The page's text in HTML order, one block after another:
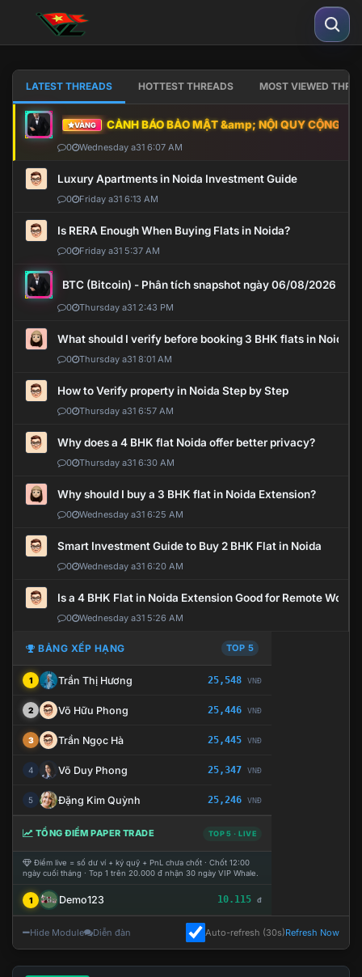
LATEST THREADS HOTTEST THREADS MOST VIEWED
VÀNG CẢNH BÁO BẢO MẬT &amp; NỘI QUY CỘNG
0 Wednesday a31 6:07 AM
Luxury Apartments in Noida Investment Guide
0 Friday a31 6:13 AM
Is RERA Enough When Buying Flats in Noida?
0 Friday a31 5:37 AM
BTC (Bitcoin) - Phân tích snapshot ngày 06/08/2026
0 Thursday a31 2:43 PM
What should I verify before booking 3 BHK flats in Noida?
0 Thursday a31 8:01 AM
How to Verify property in Noida Step by Step
0 Thursday a31 6:57 AM
Why does a 4 BHK flat Noida offer better privacy?
0 Thursday a31 6:30 AM
Why should I buy a 3 BHK flat in Noida Extension?
0 Wednesday a31 6:25 AM
Smart Investment Guide to Buy 2 BHK Flat in Noida
0 Wednesday a31 6:20 AM
Is a 4 BHK Flat in Noida Extension Good for Remote Work?
0 Wednesday a31 5:26 AM
BẢNG XẾP HẠNG TOP 5
1 Trần Thị Hương 25,548 VNĐ
2 Võ Hữu Phong 25,446 VNĐ
3 Trần Ngọc Hà 25,445 VNĐ
4 Võ Duy Phong 25,347 VNĐ
5 Đặng Kim Quỳnh 25,246 VNĐ
TỔNG ĐIỂM PAPER TRADE TOP 5 · LIVE
Điểm live = số dư ví + ký quỹ + PnL chưa chốt · Chốt 12:00
ngày cuối tháng · Top 1 trên 20.000 đ nhận 30 ngày VIP Whale.
1 Demo123 10.115 đ
Hide Module Diễn đàn Auto-refresh (30s)Refresh Now